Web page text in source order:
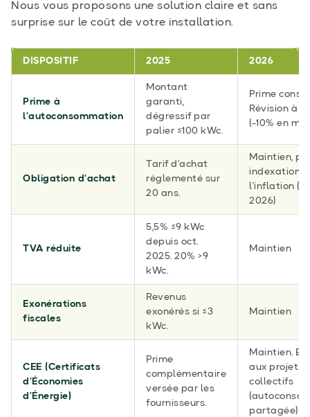
Nous vous proposons une solution claire et sans
surprise sur le coût de votre installation.
DISPOSITIF 2025 2026
Prime à
l’autoconsommation
Montant
garanti,
dégressif par
palier ≤100 kWc.
Prime
Révision à
(-10% en
Obligation d’achat
Tarif d’achat
réglementé sur
20 ans.
Maintien,
indexation
l'inflation
2026)
TVA réduite
5,5% ≤9 kWc
depuis oct.
2025. 20% >9
kWc.
Maintien
Exonérations
fiscales
Revenus
exonérés si ≤3
kWc.
Maintien
CEE (Certificats
d’Économies
d’Énergie)
Prime
complémentaire
versée par les
fournisseurs.
Maintien.
aux projets
collectifs
partagée).